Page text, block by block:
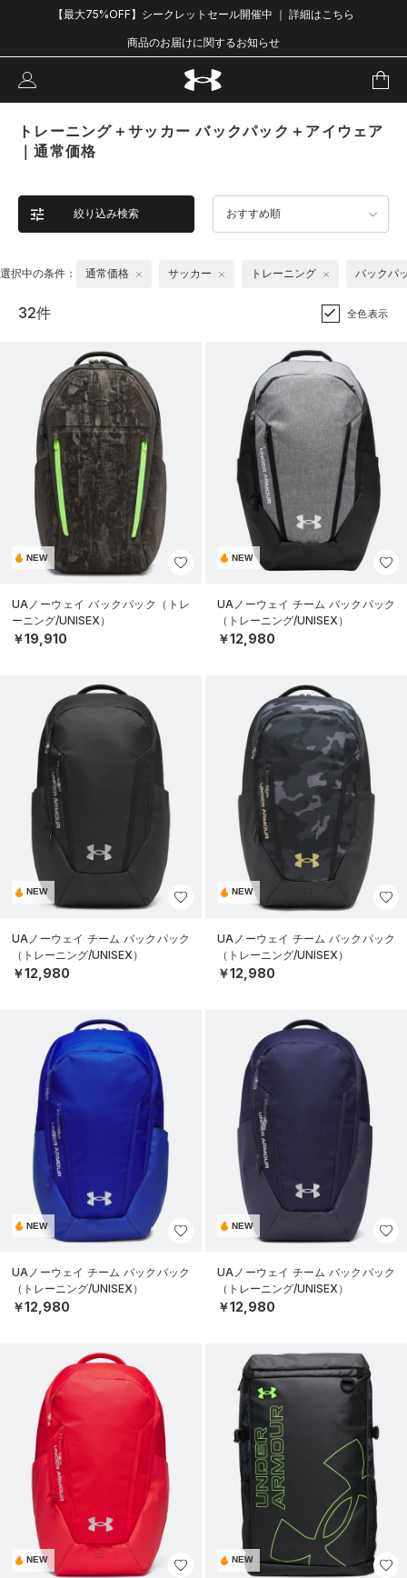
【最大75%OFF】シークレットセール開催中 ｜ 詳細はこちら
商品のお届けに関するお知らせ
トレーニング＋サッカー バックパック＋アイウェア
｜通常価格
絞り込み検索 おすすめ順
選択中の条件： 通常価格 サッカー トレーニング バックパ
32件 全色表示
NEW
UAノーウェイ バックパック（トレ
ーニング/UNISEX）
￥19,910
NEW
UAノーウェイ チーム バックパック
（トレーニング/UNISEX）
￥12,980
NEW
UAノーウェイ チーム バックパック
（トレーニング/UNISEX）
￥12,980
NEW
UAノーウェイ チーム バックパック
（トレーニング/UNISEX）
￥12,980
NEW
UAノーウェイ チーム バックパック
（トレーニング/UNISEX）
￥12,980
NEW
UAノーウェイ チーム バックパック
（トレーニング/UNISEX）
￥12,980
NEW NEW